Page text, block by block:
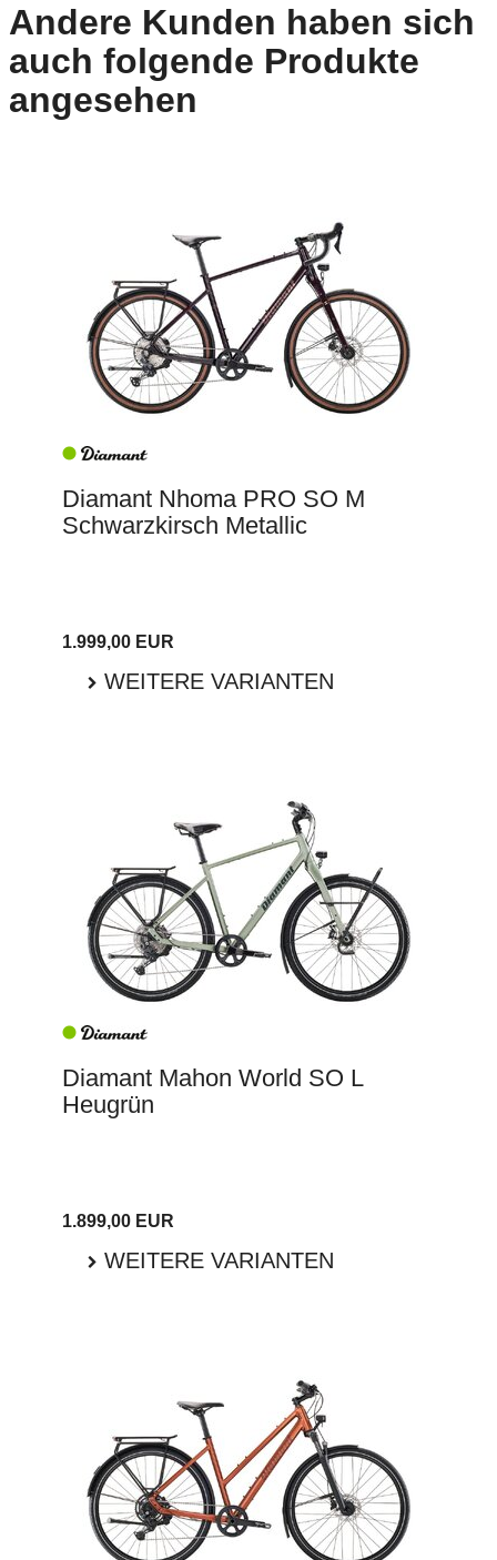
Andere Kunden haben sich
auch folgende Produkte
angesehen
Diamant Nhoma PRO SO M
Schwarzkirsch Metallic
1.999,00 EUR
WEITERE VARIANTEN
Diamant Mahon World SO L
Heugrün
1.899,00 EUR
WEITERE VARIANTEN